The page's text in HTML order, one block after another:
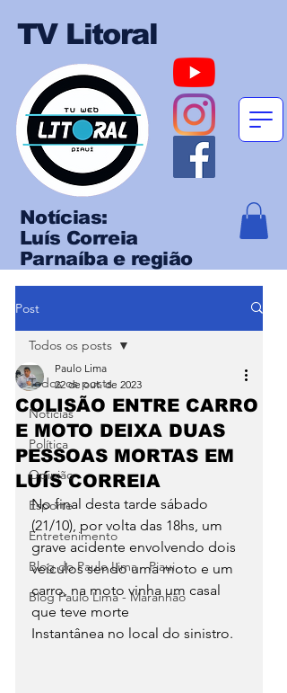
TV Litoral
Notícias:
Luís Correia
Parnaíba e região
Post
Todos os posts
Notícias
Política
Opinião
Esporte
Entretenimento
Blog do Paulo Lima - Piaui
Blog Paulo Lima - Maranhão
Todos os posts
COLISÃO ENTRE CARRO
E MOTO DEIXA DUAS
PESSOAS MORTAS EM
LUÍS CORREIA
Paulo Lima
22 de out. de 2023
No final desta tarde sábado
(21/10), por volta das 18hs, um
grave acidente envolvendo dois
veículos sendo uma moto e um
carro, na moto vinha um casal
que teve morte
Instantânea no local do sinistro.